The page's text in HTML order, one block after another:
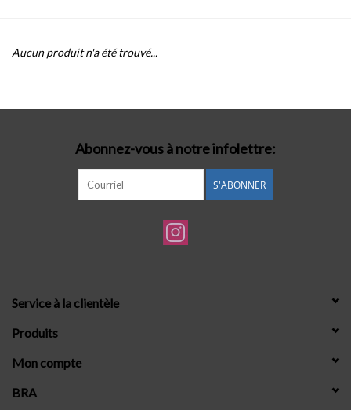
Badmode
Aucun produit n'a été trouvé...
Abonnez-vous à notre infolettre:
S'ABONNER
Service à la clientèle
Produits
Mon compte
BRA